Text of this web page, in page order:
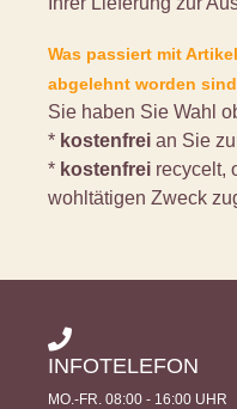
Was passiert mit
abgelehnt worden
Sie haben Sie Wahl
* kostenfrei an Sie
* kostenfrei recycelt,
wohltätigen Zweck
INFOTELEFON
MO.-FR. 08:00 - 16:00 UHR